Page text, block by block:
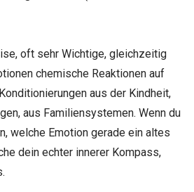
oft sehr Wichtige, gleichzeitig
chemische Reaktionen auf
aus der Kindheit,
aus Familiensystemen. Wenn du
welche Emotion gerade ein altes
dein echter innerer Kompass,